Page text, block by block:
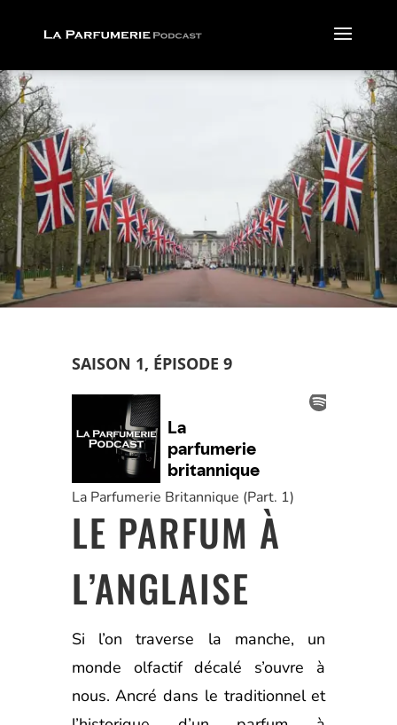
SAISON 1, ÉPISODE 9
La Parfumerie Britannique (Part. 1)
LE PARFUM À
L’ANGLAISE
Si l’on traverse la manche, un
monde olfactif décalé s’ouvre à
nous. Ancré dans le traditionnel et